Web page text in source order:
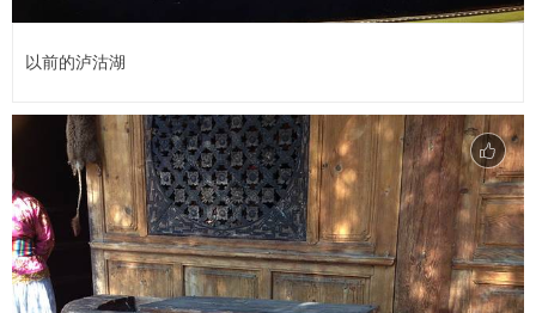
以前的泸沽湖